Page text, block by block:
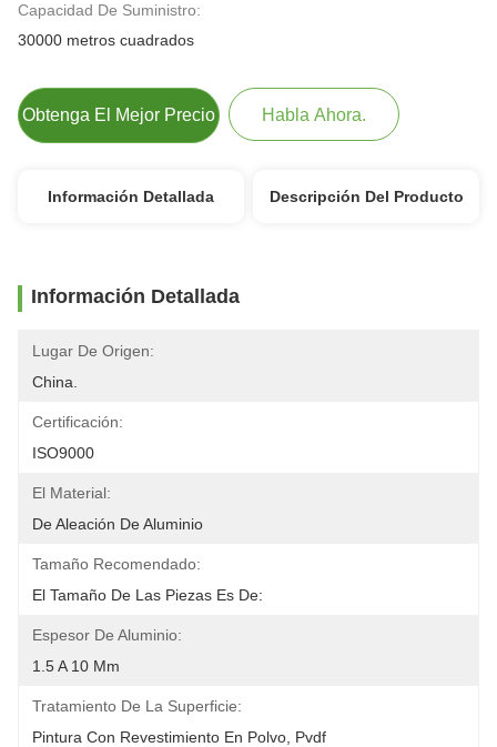
Capacidad De Suministro:
30000 metros cuadrados
Obtenga El Mejor Precio Habla Ahora.
Información Detallada Descripción Del Producto
Información Detallada
Lugar De Origen:
China.
Certificación:
ISO9000
El Material:
De Aleación De Aluminio
Tamaño Recomendado:
El Tamaño De Las Piezas Es De:
Espesor De Aluminio:
1.5 A 10 Mm
Tratamiento De La Superficie:
Pintura Con Revestimiento En Polvo, Pvdf